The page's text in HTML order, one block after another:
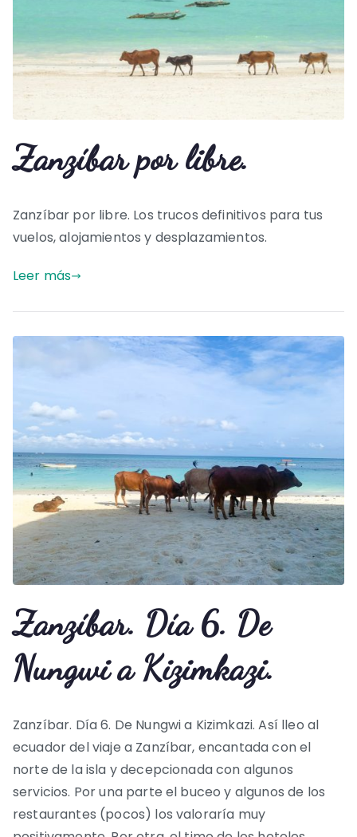
Zanzíbar por libre.
Zanzíbar por libre. Los trucos definitivos para tus
vuelos, alojamientos y desplazamientos.
Leer más
Zanzíbar. Día 6. De
Nungwi a Kizimkazi.
Zanzíbar. Día 6. De Nungwi a Kizimkazi. Así lleo al
ecuador del viaje a Zanzíbar, encantada con el
norte de la isla y decepcionada con algunos
servicios. Por una parte el buceo y algunos de los
restaurantes (pocos) los valoraría muy